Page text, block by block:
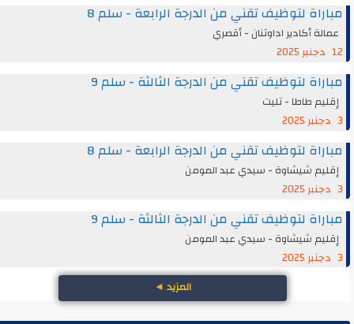
مباراة لتوظيف تقني من الدرجة الرابعة - سلم 8
عمالة أكادير اداوتنان - أقصري
12 دجنبر 2025
مباراة لتوظيف تقني من الدرجة الثالثة - سلم 9
إقليم طاطا - تليت
مباراة لتوظيف تقني من الدرجة الرابعة - سلم 8
إقليم شيشاوة - سيدي عبد المومن
مباراة لتوظيف تقني من الدرجة الثالثة - سلم 9
إقليم شيشاوة - سيدي عبد المومن
المزيد◄